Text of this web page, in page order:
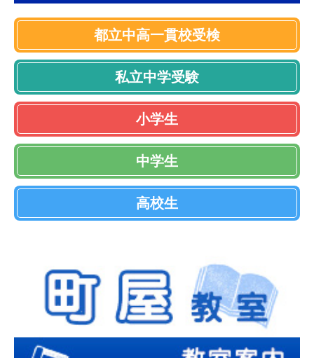
都立中高一貫校受検
私立中学受験
小学生
中学生
高校生